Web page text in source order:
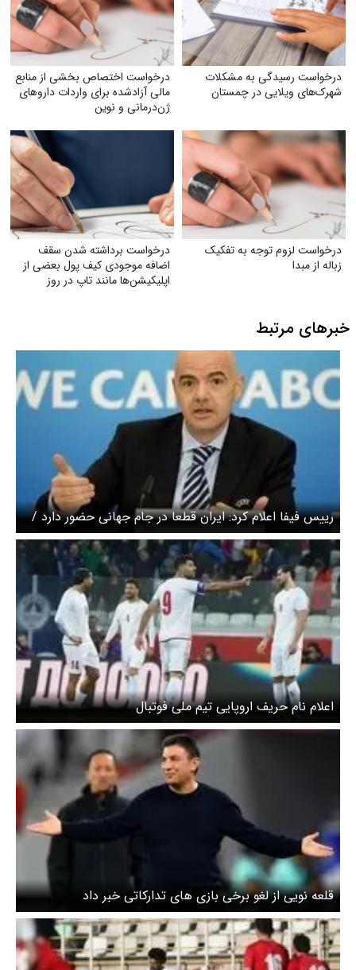
درخواست رسیدگی به مشکلات
شهرک‌های ویلایی در چمستان
درخواست اختصاص بخشی از منابع
مالی آزادشده برای واردات داروهای
ژن‌درمانی و نوین
درخواست لزوم توجه به تفکیک
زباله از مبدا
درخواست برداشته شدن سقف
اضافه‌ موجودی کیف پول بعضی از
اپلیکیشن‌ها مانند تاپ در روز
خبرهای مرتبط
رییس فیفا اعلام کرد: ایران قطعا در جام جهانی حضور دارد /
ورزش باید از سیاست جدا بماند
اعلام نام حریف اروپایی تیم ملی فوتبال
قلعه نویی از لغو برخی بازی های تدارکاتی خبر داد